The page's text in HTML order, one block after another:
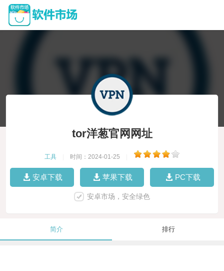
tor洋葱官网网址
工具 时间：2024-01-25
安卓下载 苹果下载 PC下载
安卓市场，安全绿色
简介 排行